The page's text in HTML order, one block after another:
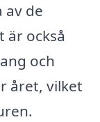
av de
är också
och
året, vilket